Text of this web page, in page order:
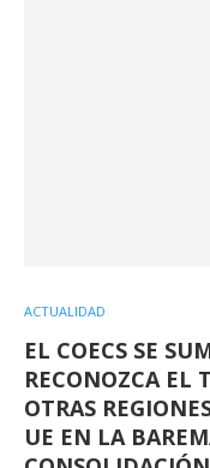
ACTUALIDAD
EL COECS SE
RECONOZCA EL
OTRAS
UE EN LA